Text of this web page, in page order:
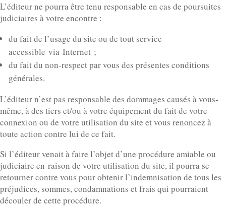
L’éditeur ne pourra être tenu responsable en cas de poursuites
judiciaires à votre encontre :
du fait de l’usage du site ou de tout service
accessible via Internet ;
du fait du non-respect par vous des présentes conditions
générales.
L’éditeur n’est pas responsable des dommages causés à vous-
même, à des tiers et/ou à votre équipement du fait de votre
connexion ou de votre utilisation du site et vous renoncez à
toute action contre lui de ce fait.
Si l’éditeur venait à faire l’objet d’une procédure amiable ou
judiciaire en raison de votre utilisation du site, il pourra se
retourner contre vous pour obtenir l’indemnisation de tous les
préjudices, sommes, condamnations et frais qui pourraient
découler de cette procédure.